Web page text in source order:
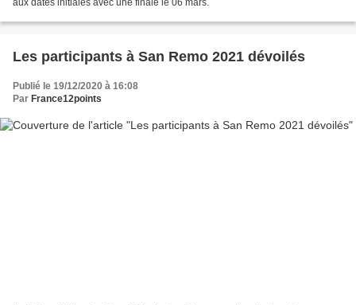
Les participants à San Remo 2021 dévoilés
Publié le 19/12/2020 à 16:08
Par France12points